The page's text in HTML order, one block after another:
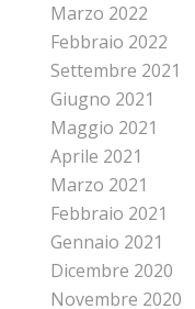
Marzo 2022
Febbraio 2022
Settembre 2021
Giugno 2021
Maggio 2021
Aprile 2021
Marzo 2021
Febbraio 2021
Gennaio 2021
Dicembre 2020
Novembre 2020